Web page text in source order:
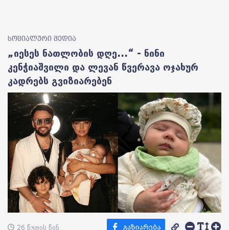
სოციალური მედია
„იესეს ნათლობის დღე...“ - ნინი
კენჭიაშვილი და ლევან წვერავა ოჯახურ
კადრებს გვიზიარებენ
26 წუთის წინ